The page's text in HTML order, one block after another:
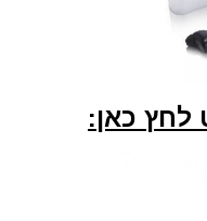
לחץ כאן: